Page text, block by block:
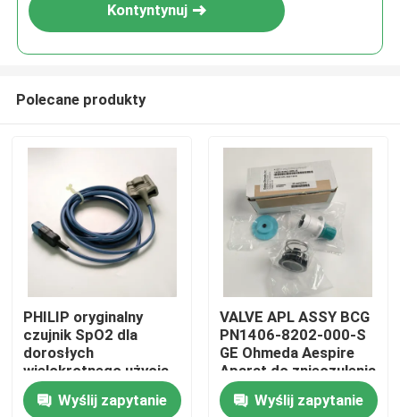
Produkty
Filmy
Kontyntynuj
Polecane produkty
PHILIP oryginalny
czujnik SpO2 dla
dorosłych
wielokrotnego użycia
M1191BL (3m)
REF:989803144381
Wyślij zapytanie
VALVE APL ASSY BCG
PN1406-8202-000-S
GE Ohmeda Aespire
Aparat do znieczulenia
Model Aestiva Zawór
APL, bez podstawy
Wyślij zapytanie